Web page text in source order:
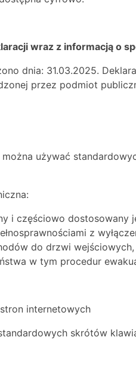
wraz z informacją o
dnia: 31.03.2025.
przez podmiot
używać
i częściowo dostosowany
z
do drzwi
w tym procedur
internetowych
skrótów